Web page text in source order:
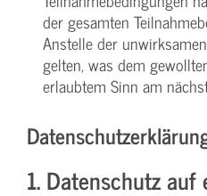
der gesamten
Anstelle der
gelten, was dem
erlaubtem Sinn am
1. Datenschutz